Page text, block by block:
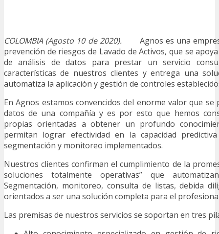
COLOMBIA (Agosto 10 de 2020). Agnos es una
prevención de riesgos de Lavado de Activos, que se
de análisis de datos para prestar un servicio
características de nuestros clientes y entrega una
automatiza la aplicación y gestión de controles
En Agnos estamos convencidos del enorme valor que
datos de una compañía y es por esto que hemos
propias orientadas a obtener un profundo
permitan lograr efectividad en la capacidad
segmentación y monitoreo implementados.
Nuestros clientes confirman el cumplimiento de la
soluciones totalmente operativas” que
Segmentación, monitoreo, consulta de listas, debida
orientados a ser una solución completa para el
Las premisas de nuestros servicios se soportan en tres